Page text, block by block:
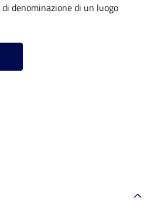
denominazione di un luogo